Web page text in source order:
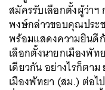
สมัครรับเลือกตั้งผู้ว่า
พงษ์กล่าวขอบคุณประ
พร้อมแสดงความยินดี
เลือกตั้งนายกเมืองพัท
เดียวกัน อย่างไรก็ตา
เมืองพัทยา (สม.) ต่อ